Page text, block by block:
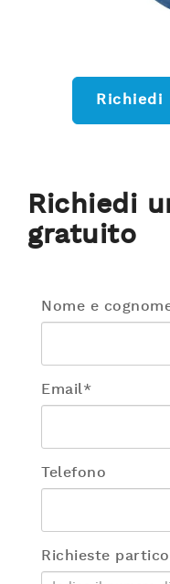
Richiedi
gratuito
Nome e
Email*
Telefono
Richieste